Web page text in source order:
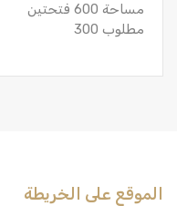
مساحة 600 فتحتين
مطلوب 300
الموقع على الخريطة